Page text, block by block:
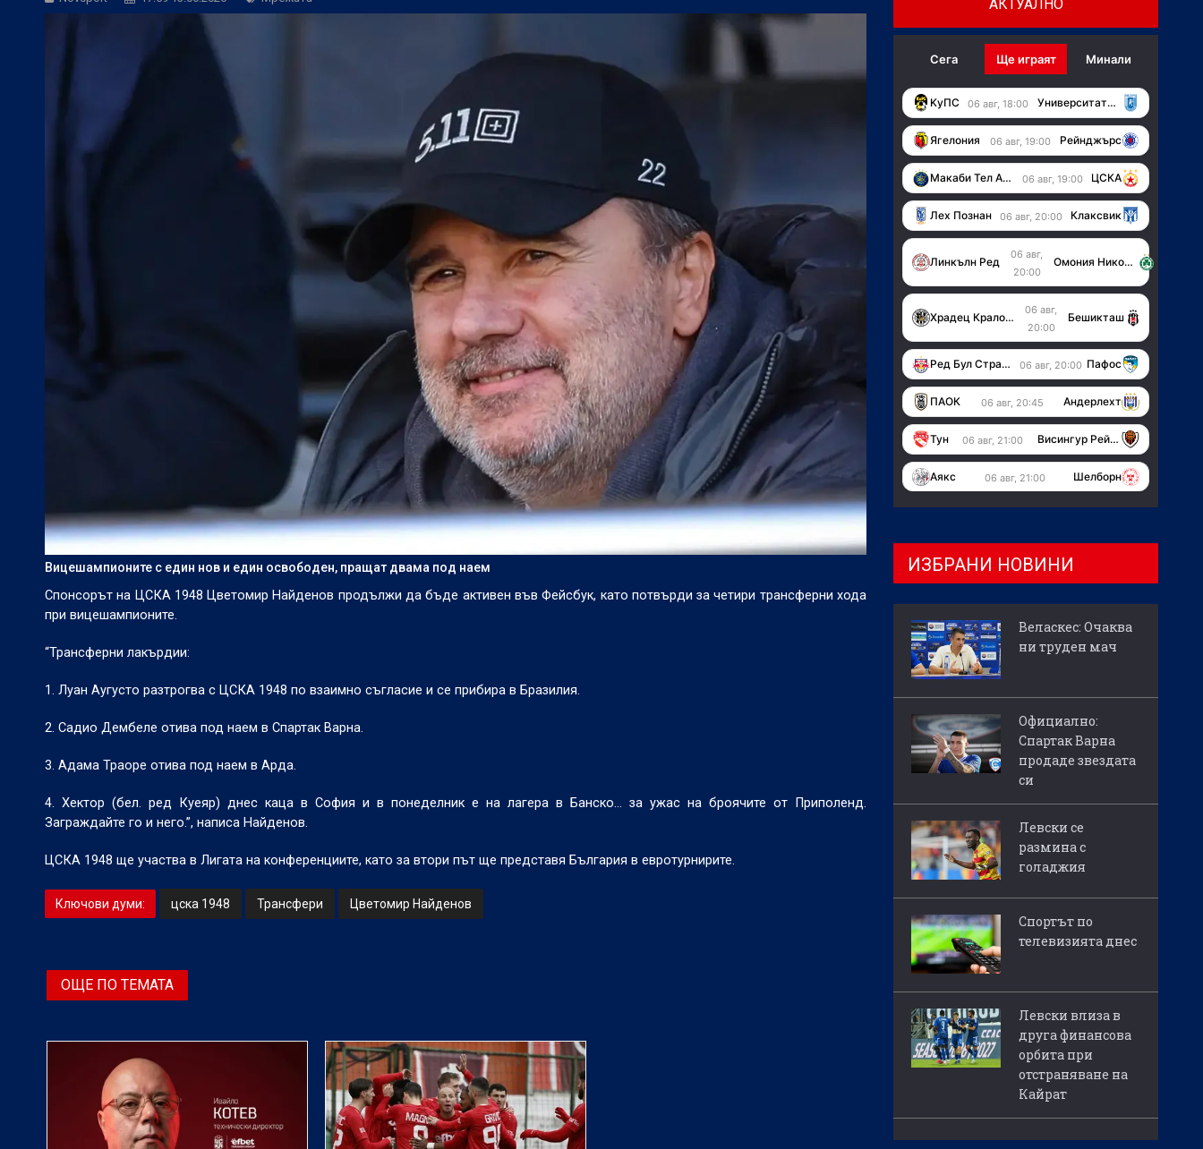
БГ Футбол:Официално: Спартак Варна продаде звездата си
БГ Футбол:
Вицешампионите с един нов и един освободен, пращат двама под наем
Спонсорът на ЦСКА 1948 Цветомир Найденов продължи да бъде активен във Фейсбук, като потвърди за четири трансферни хода
при вицешампионите.
“Трансферни лакърдии:
1. Луан Аугусто разтрогва с ЦСКА 1948 по взаимно съгласие и се прибира в Бразилия.
2. Садио Дембеле отива под наем в Спартак Варна.
3. Адама Траоре отива под наем в Арда.
4. Хектор (бел. ред Куеяр) днес каца в София и в понеделник е на лагера в Банско… за ужас на броячите от Приполенд.
Заграждайте го и него.”, написа Найденов.
ЦСКА 1948 ще участва в Лигата на конференциите, като за втори път ще представя България в евротурнирите.
Ключови думи: цска 1948 Трансфери Цветомир Найденов
ОЩЕ ПО ТЕМАТА
АКТУАЛНО
Сега Ще играят Минали
KуПС 06 авг, 18:00 Университатя (Крайова)
Ягелония 06 авг, 19:00 Рейнджърс
Макаби Тел Авив 06 авг, 19:00 ЦСКА
Лех Познан 06 авг, 20:00 Клаксвик
Линкълн Ред
06 авг,
20:00
Омония Никозия
Храдец Кралове
06 авг,
20:00
Бешикташ
Ред Бул Страсбург 06 авг, 20:00 Пафос
ПАОК 06 авг, 20:45 Андерлехт
Тун 06 авг, 21:00 Висингур Рейкявик
Аякс 06 авг, 21:00 Шелборн
ИЗБРАНИ НОВИНИ
Веласкес: Очаква
ни труден мач
Официално:
Спартак Варна
продаде звездата
си
Левски се
размина с
голаджия
Спортът по
телевизията днес
Левски влиза в
друга финансова
орбита при
отстраняване на
Кайрат